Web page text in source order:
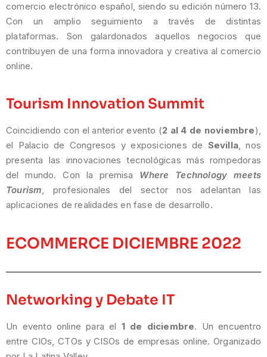
comercio electrónico español, siendo su edición número 13.
Con un amplio seguimiento a través de distintas
plataformas. Son galardonados aquellos negocios que
contribuyen de una forma innovadora y creativa al comercio
online.
Tourism Innovation Summit
Coincidiendo con el anterior evento (2 al 4 de noviembre),
el Palacio de Congresos y exposiciones de Sevilla, nos
presenta las innovaciones tecnológicas más rompedoras
del mundo. Con la premisa Where Technology meets
Tourism, profesionales del sector nos adelantan las
aplicaciones de realidades en fase de desarrollo.
ECOMMERCE DICIEMBRE 2022
Networking y Debate IT
Un evento online para el 1 de diciembre. Un encuentro
entre CIOs, CTOs y CISOs de empresas online. Organizado